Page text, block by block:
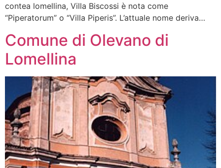
contea lomellina, Villa Biscossi è nota come
“Piperatorum” o “Villa Piperis”. L’attuale nome deriva…
Comune di Olevano di
Lomellina